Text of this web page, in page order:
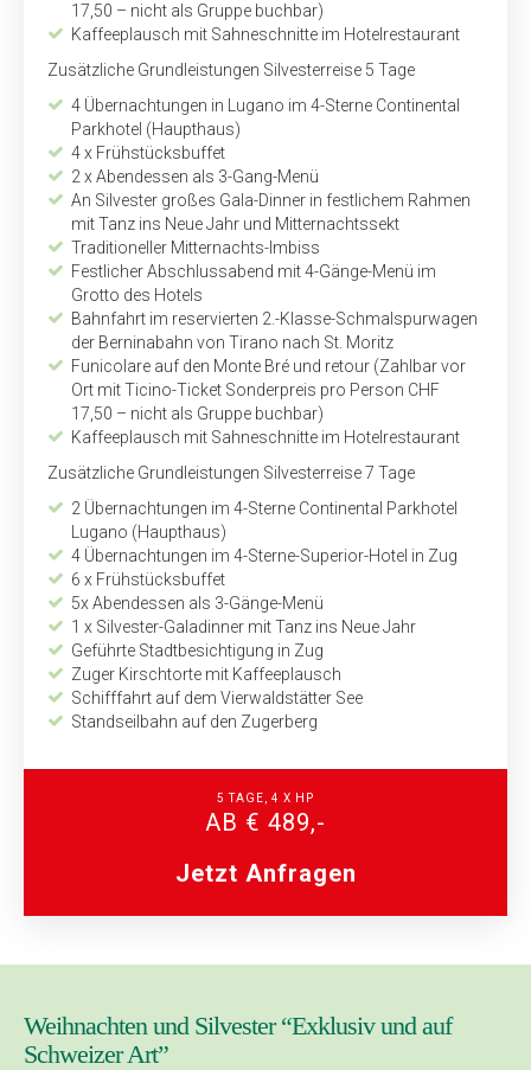
17,50 – nicht als Gruppe buchbar)
Kaffeeplausch mit Sahneschnitte im Hotelrestaurant
Zusätzliche Grundleistungen Silvesterreise 5 Tage
4 Übernachtungen in Lugano im 4-Sterne Continental
Parkhotel (Haupthaus)
4 x Frühstücksbuffet
2 x Abendessen als 3-Gang-Menü
An Silvester großes Gala-Dinner in festlichem Rahmen
mit Tanz ins Neue Jahr und Mitternachtssekt
Traditioneller Mitternachts-Imbiss
Festlicher Abschlussabend mit 4-Gänge-Menü im
Grotto des Hotels
Bahnfahrt im reservierten 2.-Klasse-Schmalspurwagen
der Berninabahn von Tirano nach St. Moritz
Funicolare auf den Monte Bré und retour (Zahlbar vor
Ort mit Ticino-Ticket Sonderpreis pro Person CHF
17,50 – nicht als Gruppe buchbar)
Kaffeeplausch mit Sahneschnitte im Hotelrestaurant
Zusätzliche Grundleistungen Silvesterreise 7 Tage
2 Übernachtungen im 4-Sterne Continental Parkhotel
Lugano (Haupthaus)
4 Übernachtungen im 4-Sterne-Superior-Hotel in Zug
6 x Frühstücksbuffet
5x Abendessen als 3-Gänge-Menü
1 x Silvester-Galadinner mit Tanz ins Neue Jahr
Geführte Stadtbesichtigung in Zug
Zuger Kirschtorte mit Kaffeeplausch
Schifffahrt auf dem Vierwaldstätter See
Standseilbahn auf den Zugerberg
5 TAGE, 4 X HP
AB € 489,-
Jetzt Anfragen
Weihnachten und Silvester “Exklusiv und auf
Schweizer Art”